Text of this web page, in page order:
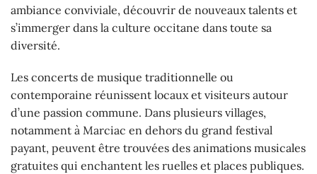
ambiance conviviale, découvrir de nouveaux talents et
s’immerger dans la culture occitane dans toute sa
diversité.
Les concerts de musique traditionnelle ou
contemporaine réunissent locaux et visiteurs autour
d’une passion commune. Dans plusieurs villages,
notamment à Marciac en dehors du grand festival
payant, peuvent être trouvées des animations musicales
gratuites qui enchantent les ruelles et places publiques.